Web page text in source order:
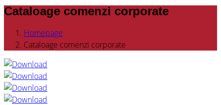
Cataloage comenzi corporate
Homepage
Cataloage comenzi corporate